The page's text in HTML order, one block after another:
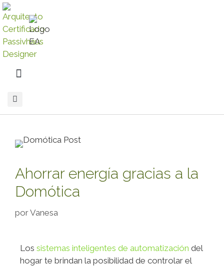
Ahorrar energía gracias a la
Domótica
porVanesa
Los sistemas inteligentes de automatización del
hogar te brindan la posibilidad de controlar el